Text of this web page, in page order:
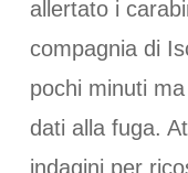
allertato i
compagnia di
pochi minuti
dati alla fuga.
indagini per